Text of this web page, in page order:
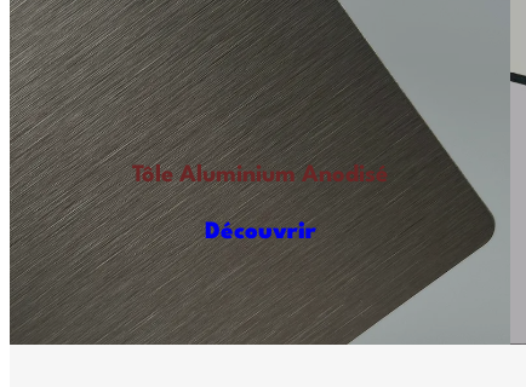
Tôle Aluminium Anodisé
Découvrir